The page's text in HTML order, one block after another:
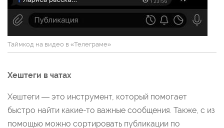
Таймкод на видео в «Телеграме»
Хештеги в чатах
Хештеги — это инструмент, который помогает
быстро найти какие-то важные сообщения. Также, с из
помощью можно сортировать публикации по